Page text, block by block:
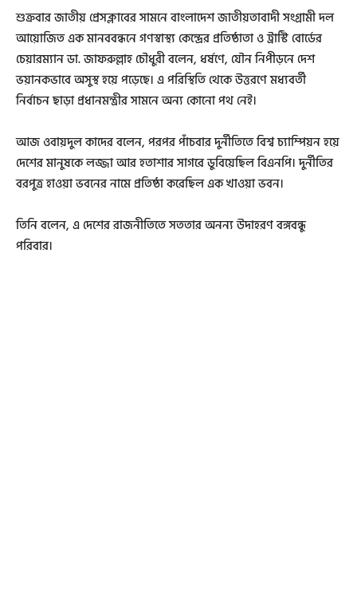
শুক্রবার জাতীয় প্রেসক্লাবের সামনে বাংলাদেশ জাতীয়তাবাদী সংগ্রামী দল
আয়োজিত এক মানববন্ধনে গণস্বাস্থ্য কেন্দ্রের প্রতিষ্ঠাতা ও ট্রাস্টি বোর্ডের
চেয়ারম্যান ডা. জাফরুল্লাহ চৌধুরী বলেন, ধর্ষণে, যৌন নিপীড়নে দেশ
ভয়ানকভাবে অসুস্থ হয়ে পড়েছে। এ পরিস্থিতি থেকে উত্তরণে মধ্যবর্তী
নির্বাচন ছাড়া প্রধানমন্ত্রীর সামনে অন্য কোনো পথ নেই।
আজ ওবায়দুল কাদের বলেন, পরপর পাঁচবার দুর্নীতিতে বিশ্ব চ্যাম্পিয়ন হয়ে
দেশের মানুষকে লজ্জা আর হতাশার সাগরে ডুবিয়েছিল বিএনপি। দুর্নীতির
বরপুত্র হাওয়া ভবনের নামে প্রতিষ্ঠা করেছিল এক খাওয়া ভবন।
তিনি বলেন, এ দেশের রাজনীতিতে সততার অনন্য উদাহরণ বঙ্গবন্ধু
পরিবার।